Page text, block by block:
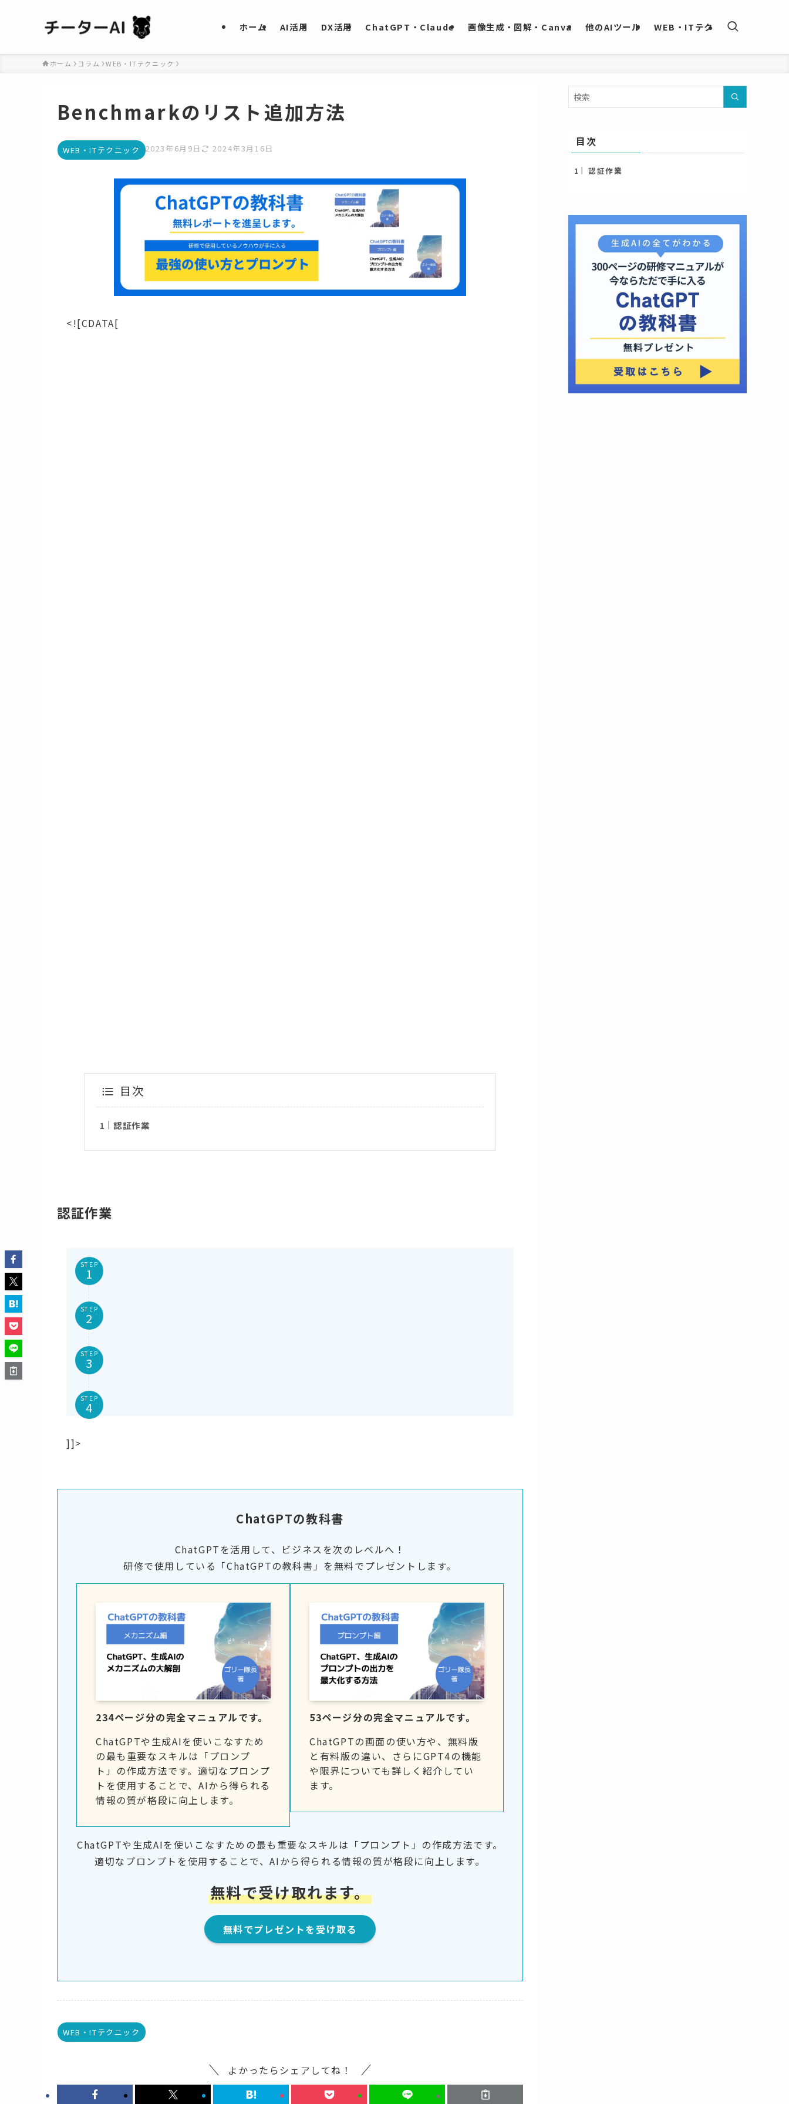
ホーム AI活用 DX活用 ChatGPT・Claude 画像生成・図解・Canva 他のAIツール WEB・ITテク
ホーム コラム WEB・ITテクニック
Benchmarkのリスト追加方法
WEB・ITテクニック 2023年6月9日 2024年3月16日
<![CDATA[
目次
認証作業
認証作業
STEP
STEP
STEP
STEP
]]>
ChatGPTの教科書
ChatGPTを活用して、ビジネスを次のレベルへ！
研修で使用している「ChatGPTの教科書」を無料でプレゼントします。
234ページ分の完全マニュアルです。
ChatGPTや生成AIを使いこなすため
の最も重要なスキルは「プロンプ
ト」の作成方法です。適切なプロンプ
トを使用することで、AIから得られる
情報の質が格段に向上します。
53ページ分の完全マニュアルです。
ChatGPTの画面の使い方や、無料版
と有料版の違い、さらにGPT4の機能
や限界についても詳しく紹介してい
ます。
ChatGPTや生成AIを使いこなすための最も重要なスキルは「プロンプト」の作成方法です。
適切なプロンプトを使用することで、AIから得られる情報の質が格段に向上します。
無料で受け取れます。
無料でプレゼントを受け取る
WEB・ITテクニック
よかったらシェアしてね！
目次
認証作業